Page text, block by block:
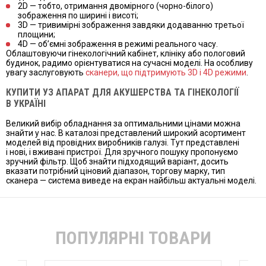
2D — тобто, отримання двомірного (чорно-білого)
зображення по ширині і висоті;
3D — тривимірні зображення завдяки додаванню третьої
площини;
4D — об’ємні зображення в режимі реального часу.
Облаштовуючи гінекологічний кабінет, клініку або пологовий
будинок, радимо орієнтуватися на сучасні моделі. На особливу
увагу заслуговують сканери, що підтримують 3D і 4D режими.
КУПИТИ УЗ АПАРАТ ДЛЯ АКУШЕРСТВА ТА ГІНЕКОЛОГІЇ
В УКРАЇНІ
Великий вибір обладнання за оптимальними цінами можна
знайти у нас. В каталозі представлений широкий асортимент
моделей від провідних виробників галузі. Тут представлені
і нові, і вживані пристрої. Для зручного пошуку пропонуємо
зручний фільтр. Щоб знайти підходящий варіант, досить
вказати потрібний ціновий діапазон, торгову марку, тип
сканера — система виведе на екран найбільш актуальні моделі.
ПОПУЛЯРНІ ТОВАРИ